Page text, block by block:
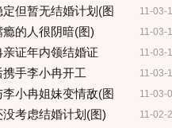
11-03-
但暂无结婚计划(图
11-03-
的人很阴暗(图)
11-03-
证年内领结婚证
11-03-
携手李小冉开工
11-03-
小冉姐妹变情敌(图
11-02-
考虑结婚计划(图)